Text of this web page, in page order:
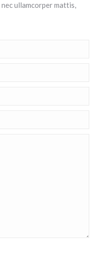
ullamcorper mattis,